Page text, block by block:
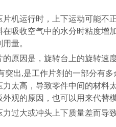
片机运行时，上下运动可能不
在吸收空气中的水分时粘度增
量。
原因是，旋转台上的旋转速
突出,是工作片剂的一部分有
力太高，导致零件中间的材料
观的原因，也可以用来代替
力过大或冲头上下质量差而导